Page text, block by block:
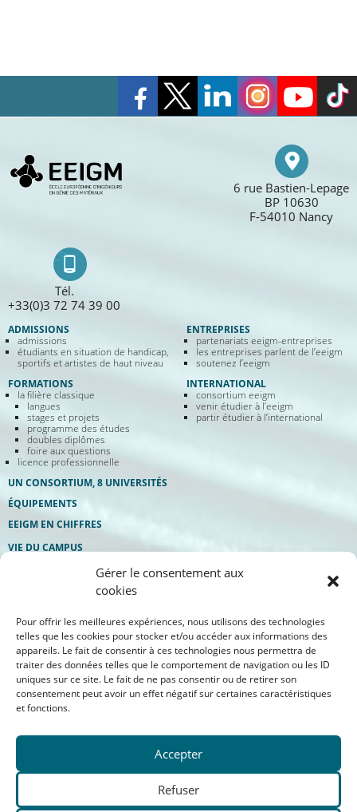
Gérer le consentement aux
cookies
Pour offrir les meilleures expériences, nous utilisons des technologies
telles que les cookies pour stocker et/ou accéder aux informations des
appareils. Le fait de consentir à ces technologies nous permettra de
traiter des données telles que le comportement de navigation ou les ID
uniques sur ce site. Le fait de ne pas consentir ou de retirer son
consentement peut avoir un effet négatif sur certaines caractéristiques
et fonctions.
Accepter
Refuser
6 rue Bastien-Lepage
BP 10630
F-54010 Nancy
Tél.
+33(0)3 72 74 39 00
ADMISSIONS
admissions
étudiants en situation de handicap,
sportifs et artistes de haut niveau
FORMATIONS
la filière classique
langues
stages et projets
programme des études
doubles diplômes
foire aux questions
licence professionnelle
UN CONSORTIUM, 8 UNIVERSITÉS
ÉQUIPEMENTS
EEIGM EN CHIFFRES
ENTREPRISES
partenariats eeigm-entreprises
les entreprises parlent de l’eeigm
soutenez l’eeigm
INTERNATIONAL
consortium eeigm
venir étudier à l’eeigm
partir étudier à l’international
VIE DU CAMPUS
eeigm etudes & services
Mentions légales